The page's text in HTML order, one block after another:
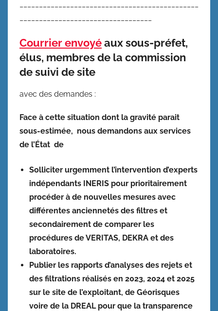
Courrier envoyéaux sous-préfet,
élus, membres de la commission
de suivi de site
avec des demandes :
Face à cette situation dont la gravité parait
sous-estimée, nous demandons aux services
de l’État de
Solliciter urgemment l’intervention d’experts
indépendants INERIS pour prioritairement
procéder à de nouvelles mesures avec
différentes anciennetés des filtres et
secondairement de comparer les
procédures de VERITAS, DEKRA et des
laboratoires.
Publier les rapports d’analyses des rejets et
des filtrations réalisés en 2023, 2024 et 2025
sur le site de l’exploitant, de Géorisques
voire de la DREAL pour que la transparence